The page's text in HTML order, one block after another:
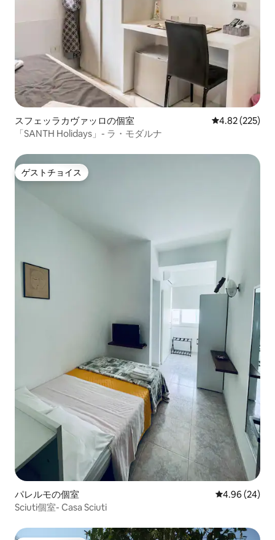
スフェッラカヴァッロの個室 レビュー225
4.82 (225)
「SANTH Holidays」- ラ・モダルナ
ゲストチョイス
ゲストチョイス
パレルモの個室 レビュー24
4.96 (24)
Sciuti個室- Casa Sciuti